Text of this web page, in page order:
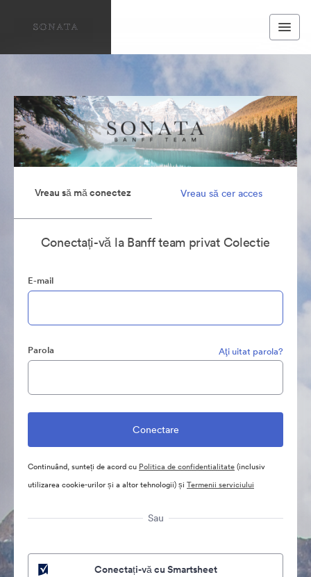
Vreau să mă conectez Vreau să cer acces
Conectați-vă la Banff team privat Colectie
E-mail
Parola Aţi uitat parola?
Continuând, sunteți de acord cu Politica de confidentialitate(inclusiv
utilizarea cookie-urilor și a altor tehnologii) și Termenii serviciului
Sau
Conectați-vă cu Smartsheet